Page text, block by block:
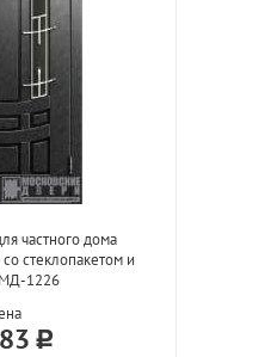
частного дома
стеклопакетом и
1226